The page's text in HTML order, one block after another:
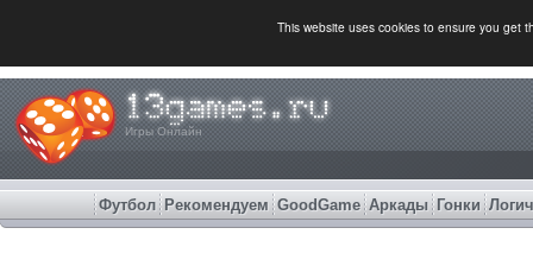
This website uses cookies to ensure you get
Игры Онлайн
Футбол Рекомендуем GoodGame Аркады Гонки